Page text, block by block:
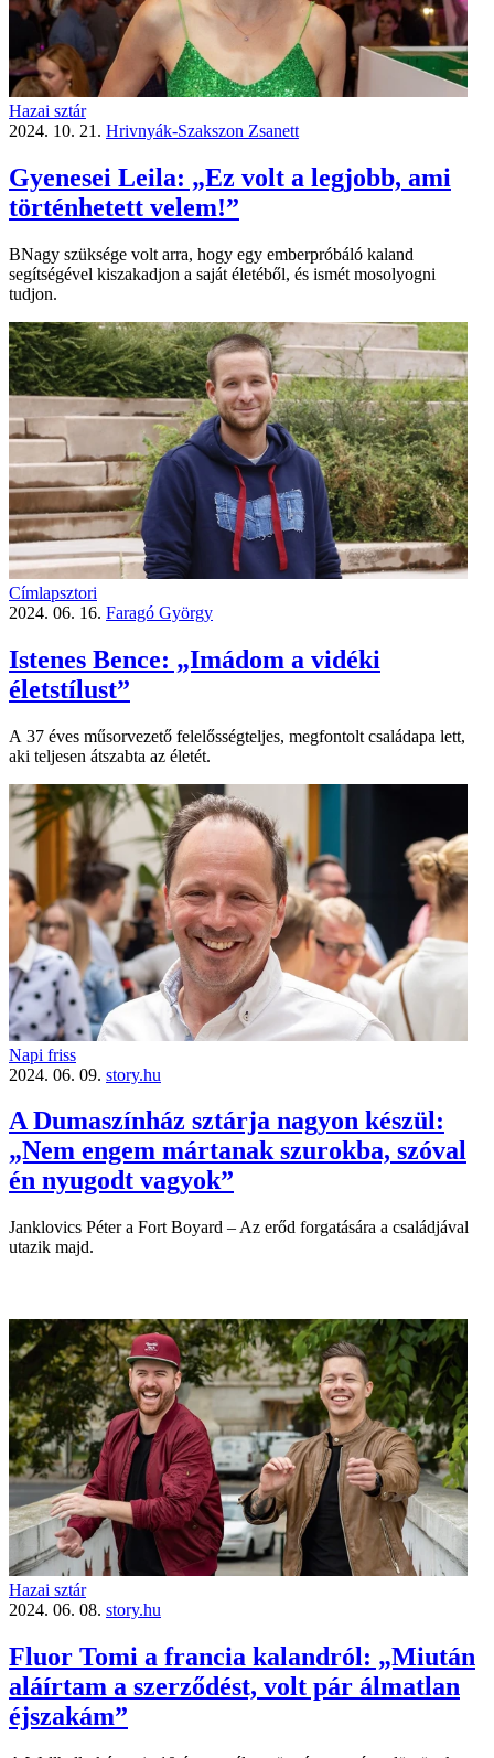
Hazai sztár
2024. 10. 21. Hrivnyák-Szakszon Zsanett
Gyenesei Leila: „Ez volt a legjobb, ami
történhetett velem!”
BNagy szüksége volt arra, hogy egy emberpróbáló kaland
segítségével kiszakadjon a saját életéből, és ismét mosolyogni
tudjon.
Címlapsztori
2024. 06. 16. Faragó György
Istenes Bence: „Imádom a vidéki
életstílust”
A 37 éves műsorvezető felelősség­teljes, megfontolt családapa lett,
aki teljesen átszabta az életét.
Napi friss
2024. 06. 09. story.hu
A Dumaszínház sztárja nagyon készül:
„Nem engem mártanak szurokba, szóval
én nyugodt vagyok”
Janklovics ­Péter a Fort Boyard – Az erőd forgatására a családjával
utazik majd.
Hazai sztár
2024. 06. 08. story.hu
Fluor Tomi a francia kalandról: „Miután
aláírtam a szerződést, volt pár álmatlan
éjszakám”